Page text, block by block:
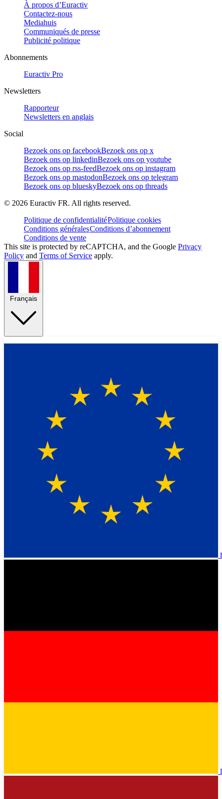
À propos d’Euractiv
Contactez-nous
Mediahuis
Communiqués de presse
Publicité politique
Abonnements
Euractiv Pro
Newsletters
Rapporteur
Newsletters en anglais
Social
Bezoek ons op facebookBezoek ons op x
Bezoek ons op linkedinBezoek ons op youtube
Bezoek ons op rss-feedBezoek ons op instagram
Bezoek ons op mastodonBezoek ons op telegram
Bezoek ons op blueskyBezoek ons op threads
© 2026 Euractiv FR. All rights reserved.
Politique de confidentialitéPolitique cookies
Conditions généralesConditions d’abonnement
Conditions de vente
This site is protected by reCAPTCHA, and the Google Privacy
Policy and Terms of Service apply.
Français